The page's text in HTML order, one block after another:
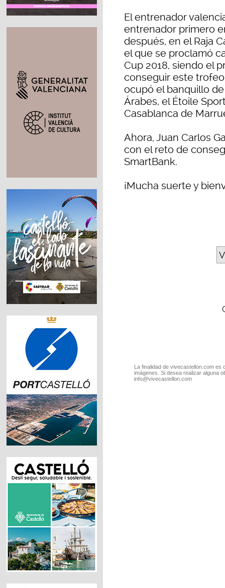
El entrenador
entrenador primero
después, en el Raja
el que se proclamó
Cup 2018, siendo el
conseguir este
ocupó el banquillo
Árabes, el Étoile
Casablanca de
Ahora, Juan Carlos
con el reto de
SmartBank.
¡Mucha suerte y
La finalidad de vivecastellon.com
imágenes. Si desea realizar alguna
info@vivecastellon.com